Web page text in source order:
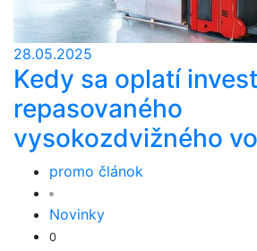
28.05.2025
Kedy sa oplatí
repasovaného
vysokozdvižného
promo článok
Novinky
0